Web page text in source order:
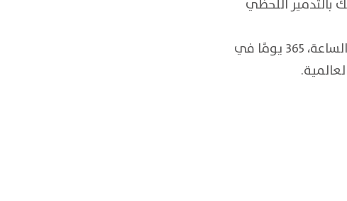
بالتدمير اللحظي
نستخدم منتجاتنا المستدامة طويلة المدى التي تستمر فعاليتها على مدار الساعة، 365 يومًا في